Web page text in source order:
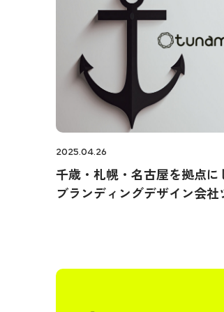
2025.04.26
千歳・札幌・名古屋を拠点に
ブランディングデザイン会社